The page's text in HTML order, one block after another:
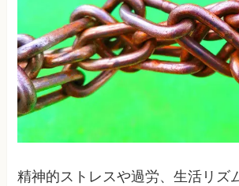
精神的ストレスや過労、生活リズ